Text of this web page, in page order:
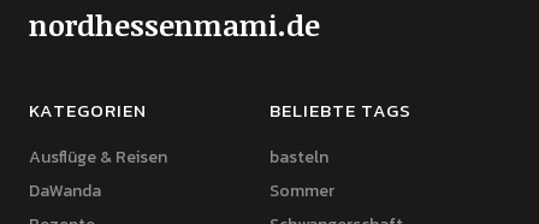
nordhessenmami.de
KATEGORIEN
Ausflüge & Reisen
DaWanda
BELIEBTE TAGS
basteln
Sommer